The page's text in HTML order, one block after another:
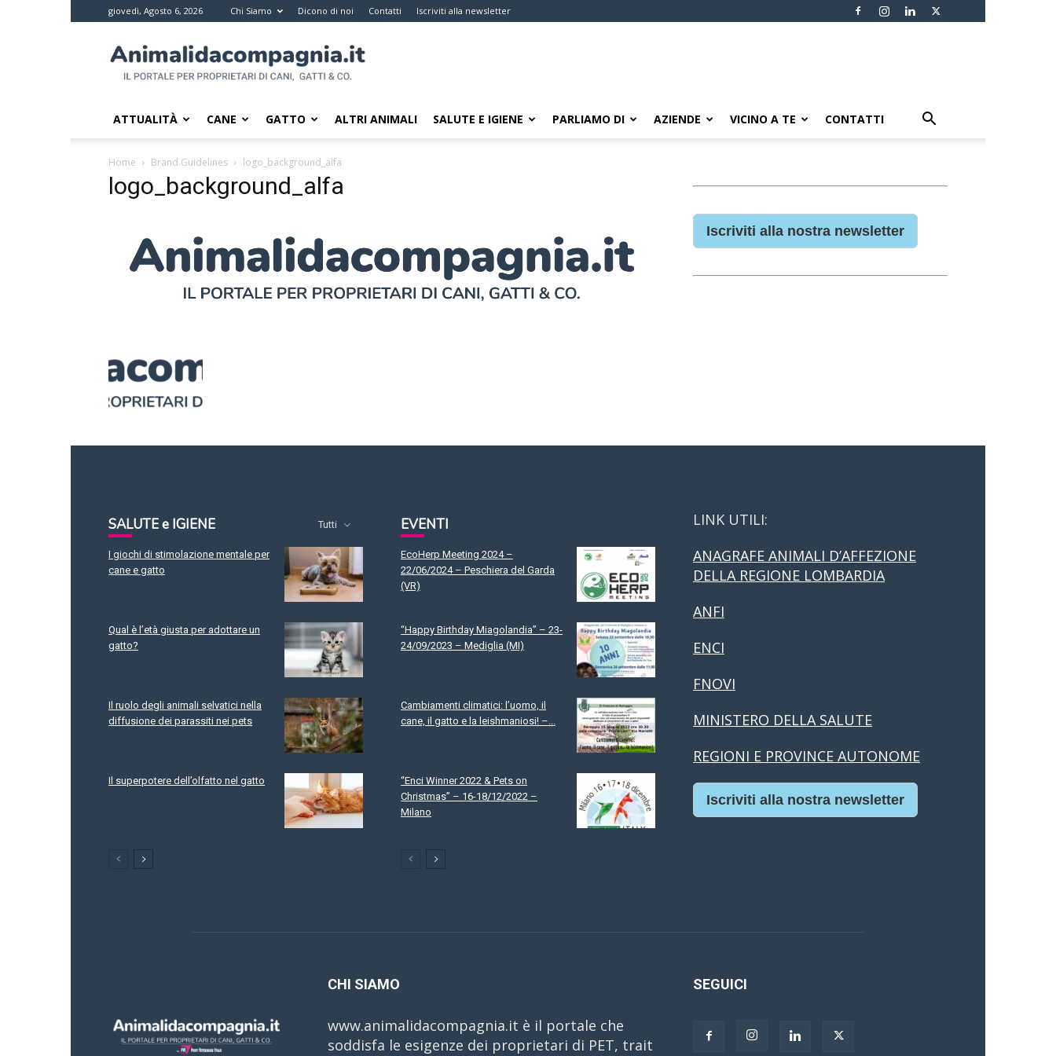
giovedì, Agosto 6, 2026 Chi Siamo Dicono di noi Contatti Iscriviti alla newsletter
da
compagnia
Il
proprietari
ATTUALITÀ CANE GATTO ALTRI ANIMALI SALUTE E IGIENE PARLIAMO DI AZIENDE VICINO A TE CONTATTI
Home Brand Guidelines logo_background_alfa
logo_background_alfa
Iscriviti alla nostra newsletter
SALUTE e IGIENE Tutti
I giochi di stimolazione mentale per
cane e gatto
Qual è l’età giusta per adottare un
gatto?
Il ruolo degli animali selvatici nella
diffusione dei parassiti nei pets
Il superpotere dell’olfatto nel gatto
EVENTI
EcoHerp Meeting 2024 –
22/06/2024 – Peschiera del Garda
(VR)
“Happy Birthday Miagolandia” – 23-
24/09/2023 – Mediglia (MI)
Cambiamenti climatici: l’uomo, il
cane, il gatto e la leishmaniosi! –...
“Enci Winner 2022 & Pets on
Christmas” – 16-18/12/2022 –
Milano
LINK UTILI:
ANAGRAFE ANIMALI D’AFFEZIONE
DELLA REGIONE LOMBARDIA
ANFI
ENCI
FNOVI
MINISTERO DELLA SALUTE
REGIONI E PROVINCE AUTONOME
Iscriviti alla nostra newsletter
CHI SIAMO
www.animalidacompagnia.it è il portale che
soddisfa le esigenze dei proprietari di PET, trait
SEGUICI